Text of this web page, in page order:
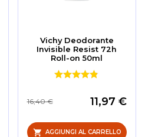
Vichy Deodorante
Invisible Resist 72h
Roll-on 50ml
11,97 €
16,40 €
AGGIUNGI AL CARRELLO